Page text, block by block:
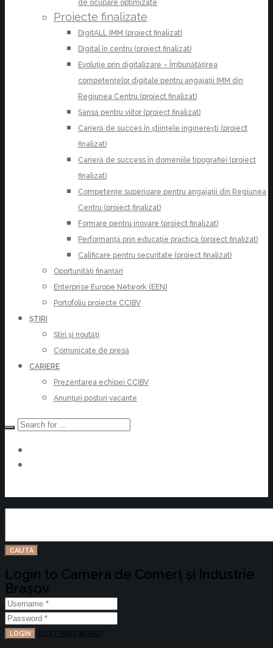
de ocupare optimizate
Proiecte finalizate
DigitALL IMM (proiect finalizat)
Digital în centru (proiect finalizat)
Evoluție prin digitalizare – Îmbunătățirea
competențelor digitale pentru angajații IMM din
Regiunea Centru (proiect finalizat)
Șansă pentru viitor (proiect finalizat)
Carieră de succes în științele inginerești (proiect
finalizat)
Carieră de success în domeniile tipografiei (proiect
finalizat)
Competențe superioare pentru angajații din Regiunea
Centru (proiect finalizat)
Formare pentru inovare (proiect finalizat)
Performanță prin educație practică (proiect finalizat)
Calificare pentru securitate (proiect finalizat)
Oportunități finanțări
Enterprise Europe Network (EEN)
Portofoliu proiecte CCIBV
ȘTIRI
Știri și noutăți
Comunicate de presă
CARIERE
Prezentarea echipei CCIBV
Anunțuri posturi vacante
Login to Camera de Comerț și Industrie
Brașov
LOGIN LOST PASSWORD?